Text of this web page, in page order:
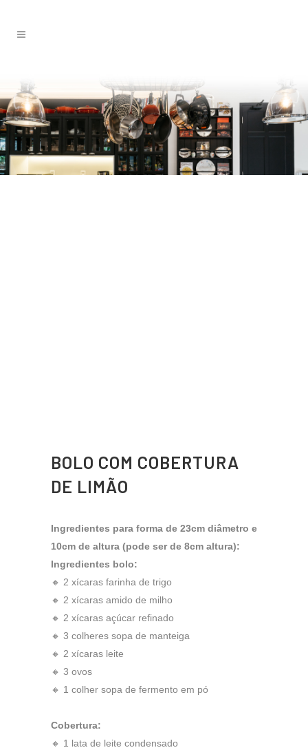
BOLO COM COBERTURA
DE LIMÃO
Ingredientes para forma de 23cm diâmetro e
10cm de altura (pode ser de 8cm altura):
Ingredientes bolo:
🔸 2 xícaras farinha de trigo
🔸 2 xícaras amido de milho
🔸 2 xícaras açúcar refinado
🔸 3 colheres sopa de manteiga
🔸 2 xícaras leite
🔸 3 ovos
🔸 1 colher sopa de fermento em pó
Cobertura:
🔸 1 lata de leite condensado